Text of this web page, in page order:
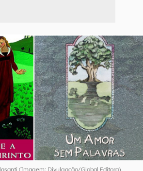
(Imagem: Divulgação/Global Editora)